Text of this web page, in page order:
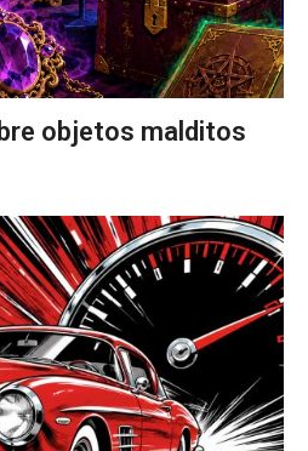
objetos malditos